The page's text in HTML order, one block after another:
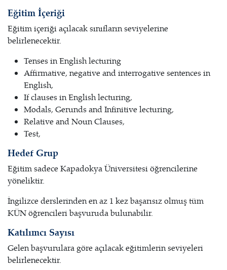
Eğitim İçeriği
Eğitim içeriği açılacak sınıfların seviyelerine
belirlenecektir.
Tenses in English lecturing
Affirmative, negative and interrogative sentences in
English,
If clauses in English lecturing,
Modals, Gerunds and Infinitive lecturing,
Relative and Noun Clauses,
Test,
Hedef Grup
Eğitim sadece Kapadokya Üniversitesi öğrencilerine
yöneliktir.
İngilizce derslerinden en az 1 kez başarısız olmuş tüm
KÜN öğrencileri başvuruda bulunabilir.
Katılımcı Sayısı
Gelen başvurulara göre açılacak eğitimlerin seviyeleri
belirlenecektir.